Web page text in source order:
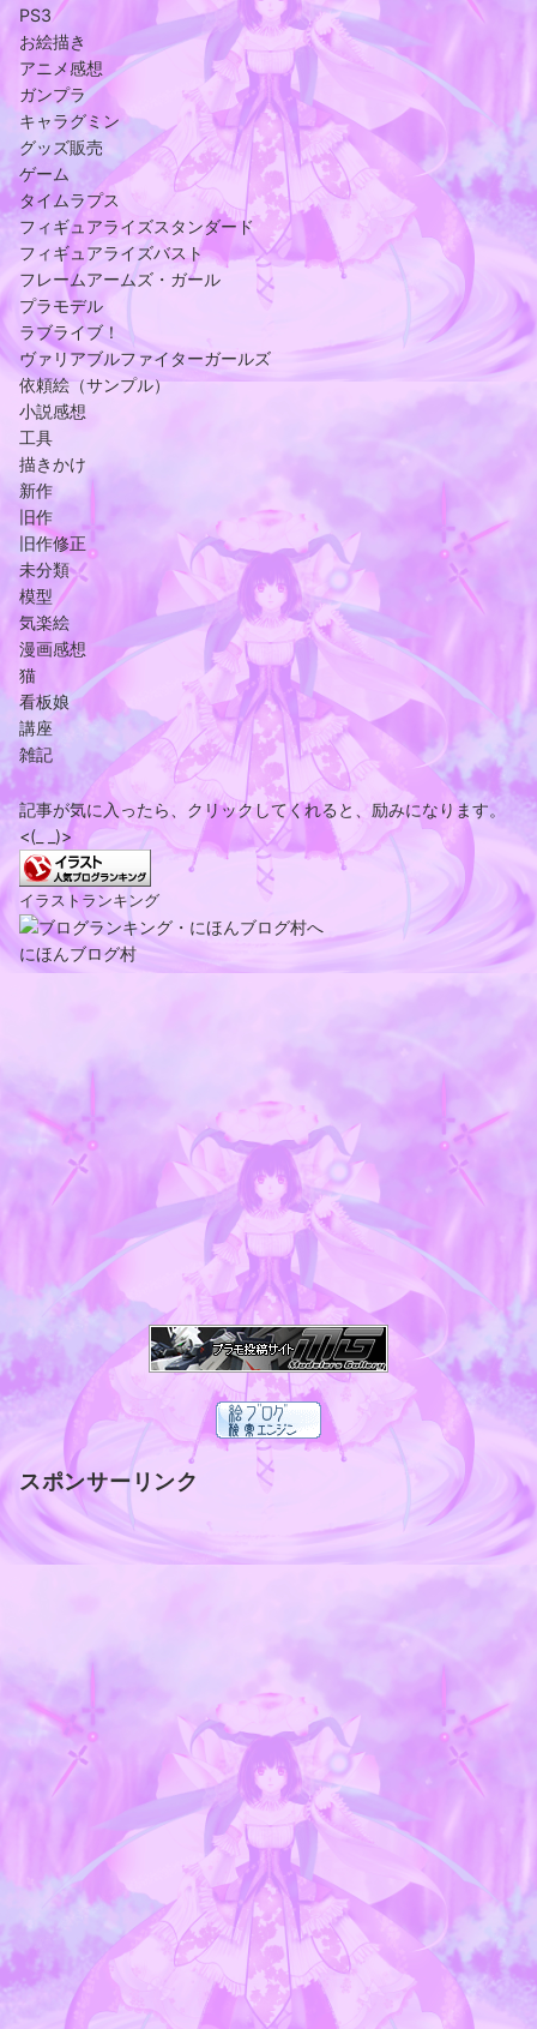
PS3
お絵描き
アニメ感想
ガンプラ
キャラグミン
グッズ販売
ゲーム
タイムラプス
フィギュアライズスタンダード
フィギュアライズバスト
フレームアームズ・ガール
プラモデル
ラブライブ！
ヴァリアブルファイターガールズ
依頼絵（サンプル）
小説感想
工具
描きかけ
新作
旧作
旧作修正
未分類
模型
気楽絵
漫画感想
猫
看板娘
講座
雑記
記事が気に入ったら、クリックしてくれると、励みになります。
<(_ _)>
イラストランキング
にほんブログ村
スポンサーリンク